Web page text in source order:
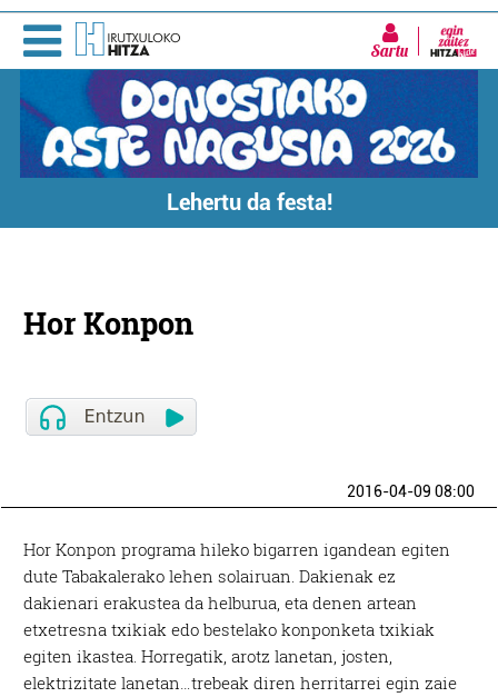
Sartu
Lehertu da festa!
Hor Konpon
2016-04-09 08:00
Hor Konpon programa hileko bigarren igandean egiten
dute Tabakalerako lehen solairuan. Dakienak ez
dakienari erakustea da helburua, eta denen artean
etxetresna txikiak edo bestelako konponketa txikiak
egiten ikastea. Horregatik, arotz lanetan, josten,
elektrizitate lanetan…trebeak diren herritarrei egin zaie